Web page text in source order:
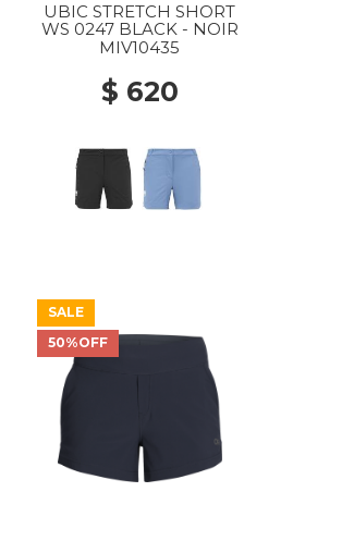
UBIC STRETCH SHORT
WS 0247 BLACK - NOIR
MIV10435
$ 620
SALE
50%OFF